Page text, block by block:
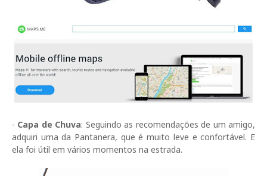
- Capa de Chuva: Seguindo as recomendações de um amigo,
adquiri uma da Pantanera, que é muito leve e confortável. E
ela foi útil em vários momentos na estrada.